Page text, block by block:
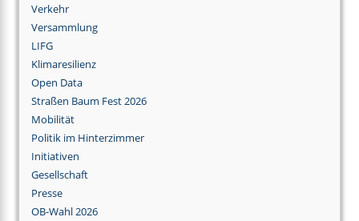
Verkehr
Versammlung
LIFG
Klimaresilienz
Open Data
Straßen Baum Fest 2026
Mobilität
Politik im Hinterzimmer
Initiativen
Gesellschaft
Presse
OB-Wahl 2026